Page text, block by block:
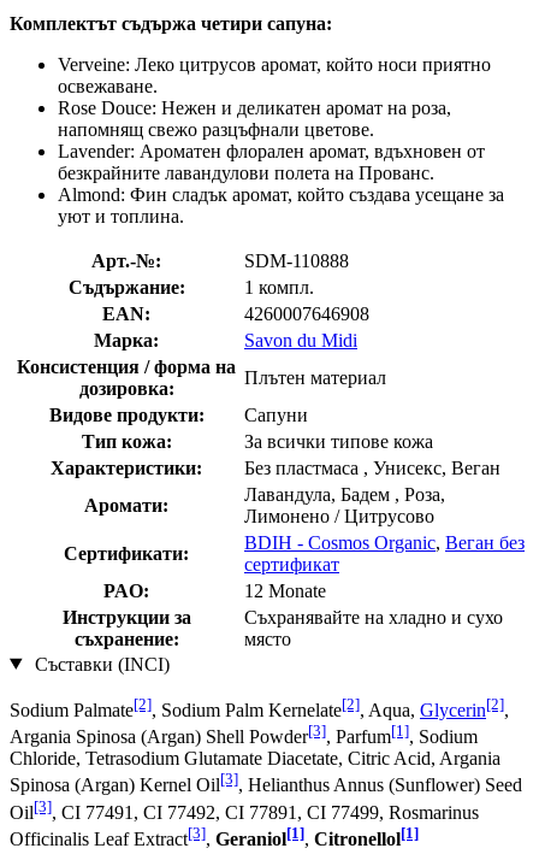
Комплектът съдържа четири сапуна:
Verveine: Леко цитрусов аромат, който носи приятно
освежаване.
Rose Douce: Нежен и деликатен аромат на роза,
напомнящ свежо разцъфнали цветове.
Lavender: Ароматен флорален аромат, вдъхновен от
безкрайните лавандулови полета на Прованс.
Almond: Фин сладък аромат, който създава усещане за
уют и топлина.
Арт.-№:
SDM-110888
Съдържание:
1 компл.
EAN:
4260007646908
Марка:
Savon du Midi
Консистенция / форма на
дозировка:
Плътен материал
Видове продукти:
Сапуни
Тип кожа:
За всички типове кожа
Характеристики:
Без пластмаса , Унисекс, Веган
Аромати:
Лавандула, Бадем , Роза,
Лимонено / Цитрусовo
Сертификати:
BDIH - Cosmos Organic, Веган без
сертификат
PAO:
12 Monate
Инструкции за
съхранение:
Съхранявайте на хладно и сухо
място
Съставки (INCI)
Sodium Palmate[2], Sodium Palm Kernelate[2], Aqua, Glycerin[2],
Argania Spinosa (Argan) Shell Powder[3], Parfum[1], Sodium
Chloride, Tetrasodium Glutamate Diacetate, Citric Acid, Argania
Spinosa (Argan) Kernel Oil[3], Helianthus Annus (Sunflower) Seed
Oil[3], CI 77491, CI 77492, CI 77891, CI 77499, Rosmarinus
Officinalis Leaf Extract[3], Geraniol[1], Citronellol[1]